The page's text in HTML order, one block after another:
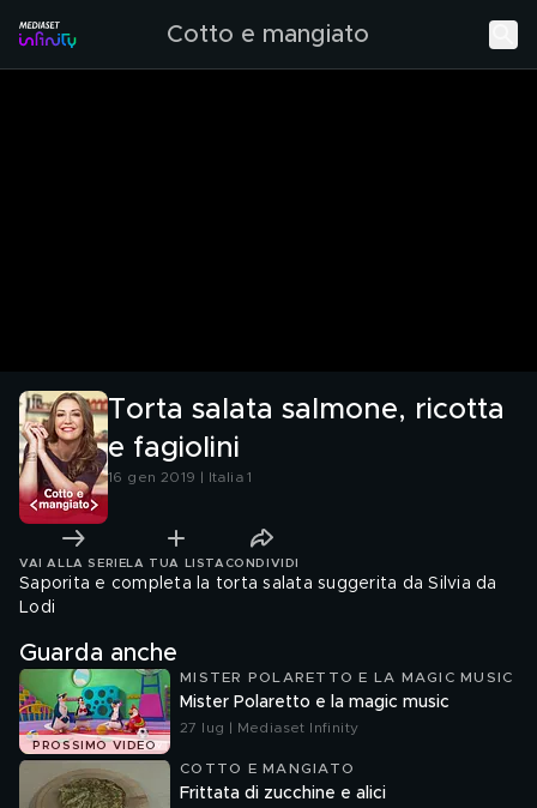
Cotto e mangiato
Torta salata salmone, ricotta
e fagiolini
16 gen 2019 | Italia 1
VAI ALLA SERIE LA TUA LISTA CONDIVIDI
Saporita e completa la torta salata suggerita da Silvia da
Lodi
Guarda anche
PROSSIMO VIDEO
MISTER POLARETTO E LA MAGIC MUSIC
Mister Polaretto e la magic music
27 lug | Mediaset Infinity
COTTO E MANGIATO
Frittata di zucchine e alici